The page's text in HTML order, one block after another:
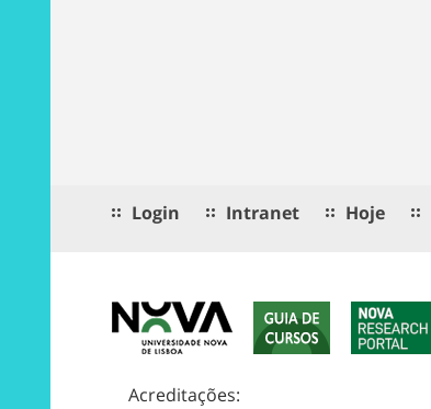
Login Intranet Hoje
Acreditações: